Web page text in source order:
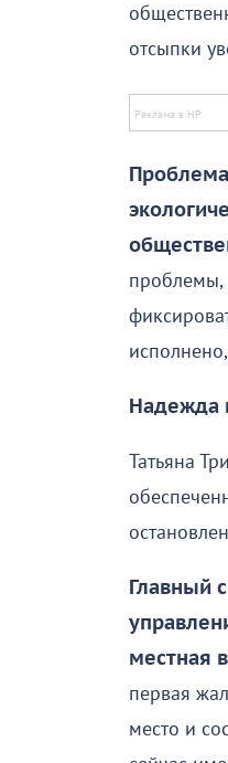
отсыпки
проблемы,
Надежда
Татьяна
Главный
местная
первая
место и